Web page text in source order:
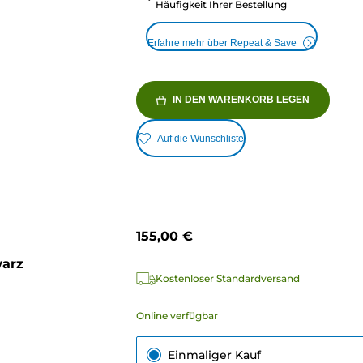
Häufigkeit Ihrer Bestellung
Erfahre mehr über Repeat & Save
IN DEN WARENKORB LEGEN
Auf die Wunschliste
155,00 €
Kostenloser Standardversand
Online verfügbar
Einmaliger Kauf